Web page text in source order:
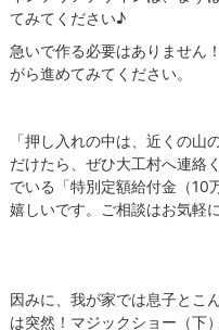
てみてください♪
急いで作る必要はありません
がら進めてみてください。
「押し入れの中は、近くの山
だけたら、ぜひ大工村へ連絡
でいる「特別定額給付金（10
嬉しいです。ご相談はお気軽
因みに、我が家では息子とこ
は突然！マジックショー（下